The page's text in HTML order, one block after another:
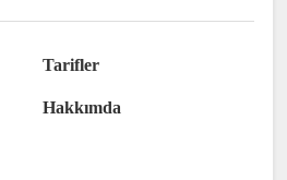
Tarifler
Hakkımda